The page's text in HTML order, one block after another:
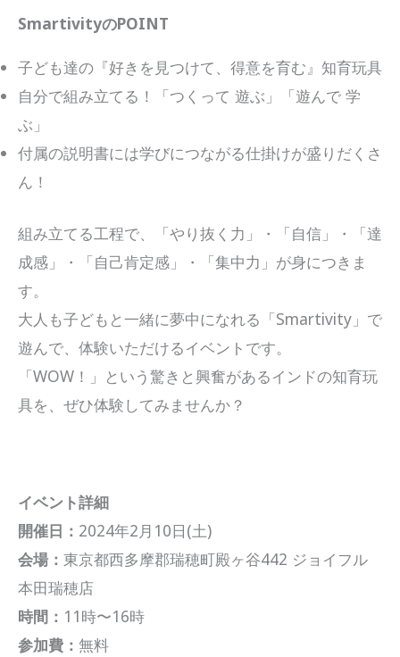
SmartivityのPOINT
子ども達の『好きを見つけて、得意を育む』知育玩具
自分で組み立てる！「つくって 遊ぶ」「遊んで 学
ぶ」
付属の説明書には学びにつながる仕掛けが盛りだくさ
ん！
組み立てる工程で、「やり抜く力」・「自信」・「達
成感」・「自己肯定感」・「集中力」が身につきま
す。
大人も子どもと一緒に夢中になれる「Smartivity」で
遊んで、体験いただけるイベントです。
「WOW！」という驚きと興奮があるインドの知育玩
具を、ぜひ体験してみませんか？
イベント詳細
開催日： 2024年2月10日(土)
会場： 東京都西多摩郡瑞穂町殿ヶ谷442 ジョイフル
本田瑞穂店
時間： 11時〜16時
参加費： 無料